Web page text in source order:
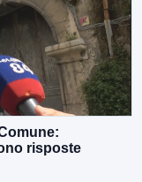
risposte